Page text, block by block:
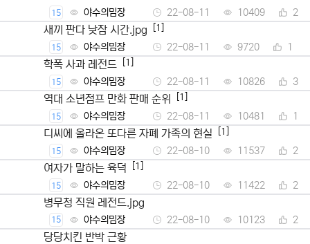
15 야수의밈장 22-08-11 10409 2
새끼 판다 낮잠 시간.jpg [1]
15 야수의밈장 22-08-11 9720 1
학폭 사과 레전드 [1]
15 야수의밈장 22-08-11 10826 3
역대 소년점프 만화 판매 순위 [1]
15 야수의밈장 22-08-11 10481 1
디씨에 올라온 또다른 자폐 가족의 현실 [1]
15 야수의밈장 22-08-10 11537 2
여자가 말하는 육덕 [1]
15 야수의밈장 22-08-10 11422 2
병무청 직원 레전드.jpg
15 야수의밈장 22-08-10 10123 2
당당치킨 반박 근황